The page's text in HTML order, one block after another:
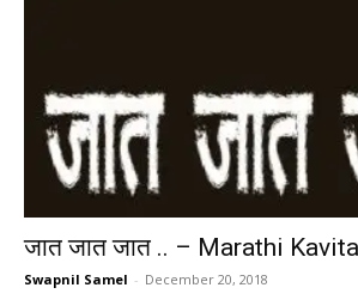
जात जात जात .. – Marathi
Swapnil Samel - December 20, 2018